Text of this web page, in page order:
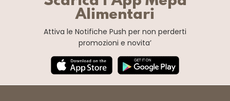
Alimentari
Attiva le Notifiche Push per non perderti
promozioni e novita’